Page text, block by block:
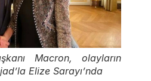
Macron, olayların
Elize Sarayı’nda